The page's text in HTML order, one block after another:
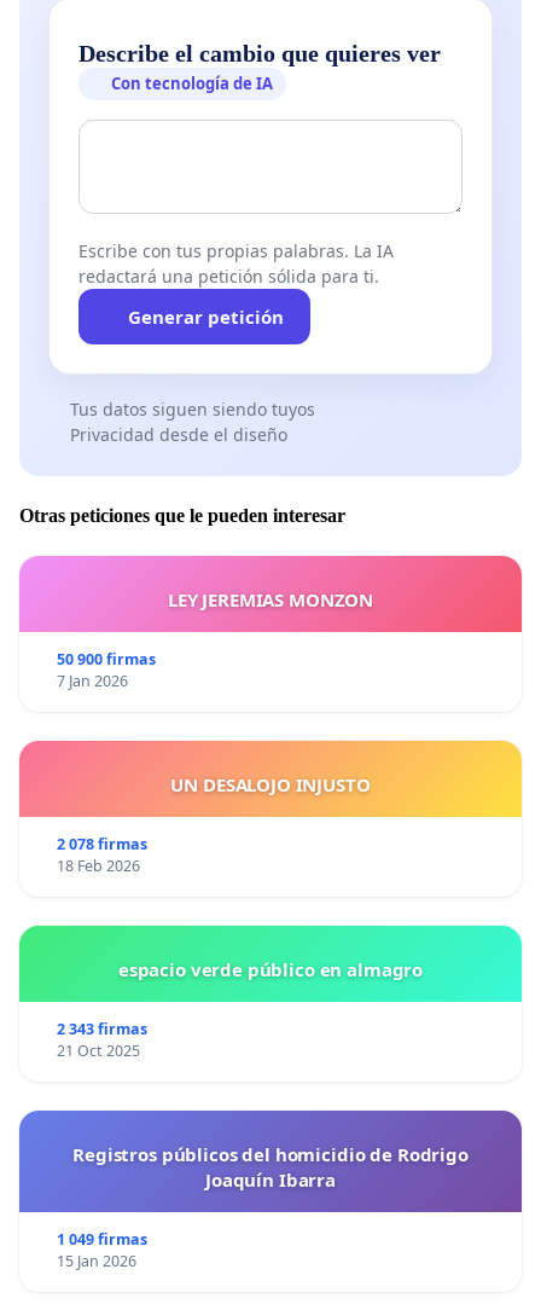
Describe el cambio que quieres ver
Con tecnología de IA
Escribe con tus propias palabras. La IA
redactará una petición sólida para ti.
Generar petición
Tus datos siguen siendo tuyos
Privacidad desde el diseño
Otras peticiones que le pueden interesar
LEY JEREMIAS MONZON
50 900 firmas
7 Jan 2026
UN DESALOJO INJUSTO
2 078 firmas
18 Feb 2026
espacio verde público en almagro
2 343 firmas
21 Oct 2025
Registros públicos del homicidio de Rodrigo
Joaquín Ibarra
1 049 firmas
15 Jan 2026